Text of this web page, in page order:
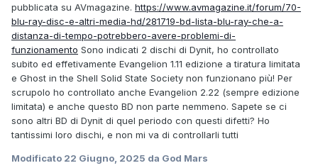
pubblicata su AVmagazine. https://www.avmagazine.it/forum/70-
blu-ray-disc-e-altri-media-hd/281719-bd-lista-blu-ray-che-a-
distanza-di-tempo-potrebbero-avere-problemi-di-
funzionamento Sono indicati 2 dischi di Dynit, ho controllato
subito ed effetivamente Evangelion 1.11 edizione a tiratura limitata
e Ghost in the Shell Solid State Society non funzionano più! Per
scrupolo ho controllato anche Evangelion 2.22 (sempre edizione
limitata) e anche questo BD non parte nemmeno. Sapete se ci
sono altri BD di Dynit di quel periodo con questi difetti? Ho
tantissimi loro dischi, e non mi va di controllarli tutti
Modificato 22 Giugno, 2025 da God Mars